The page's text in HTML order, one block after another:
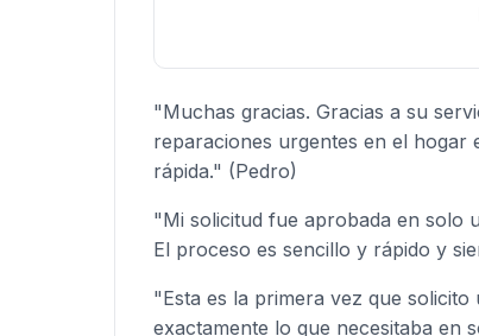
"Muchas gracias. Gracias a su
reparaciones urgentes en el hogar
rápida." (Pedro)
"Mi solicitud fue aprobada en solo
El proceso es sencillo y rápido y
"Esta es la primera vez que
exactamente lo que necesitaba en